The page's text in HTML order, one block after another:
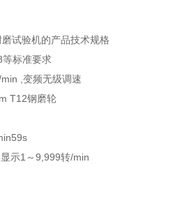
试验机的产品技术规格
等标准要求
, 变频无级调速
T12钢磨轮
示1 ～9,999转/min